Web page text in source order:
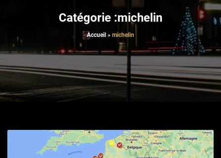
Catégorie :michelin
Accueil » michelin